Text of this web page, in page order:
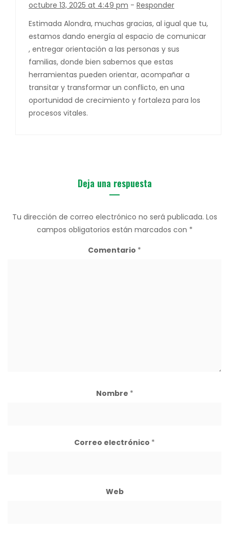
octubre 13, 2025 at 4:49 pm - Responder
Estimada Alondra, muchas gracias, al igual que tu,
estamos dando energía al espacio de comunicar
, entregar orientación a las personas y sus
familias, donde bien sabemos que estas
herramientas pueden orientar, acompañar a
transitar y transformar un conflicto, en una
oportunidad de crecimiento y fortaleza para los
procesos vitales.
Deja una respuesta
Tu dirección de correo electrónico no será publicada. Los
campos obligatorios están marcados con *
Comentario *
Nombre *
Correo electrónico *
Web